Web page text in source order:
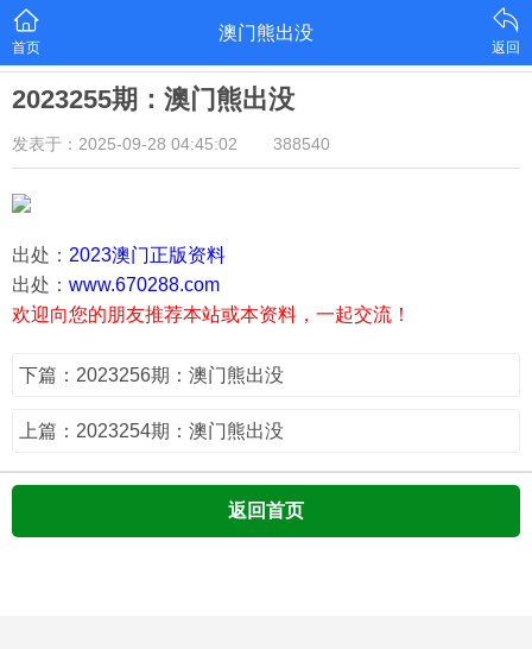
首页
澳门熊出没
返回
2023255期：澳门熊出没
发表于：2025-09-28 04:45:02 388540
出处： 2023澳门正版资料
出处： www.670288.com
欢迎向您的朋友推荐本站或本资料，一起交流！
下篇：2023256期：澳门熊出没
上篇：2023254期：澳门熊出没
返回首页